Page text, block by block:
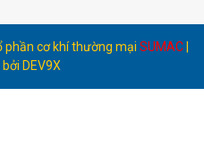
phần cơ khí thường mại SUMAC
bởi DEV9X